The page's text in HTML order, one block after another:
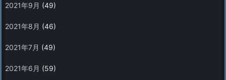
2021年9月 (49)
2021年8月 (46)
2021年7月 (49)
2021年6月 (59)